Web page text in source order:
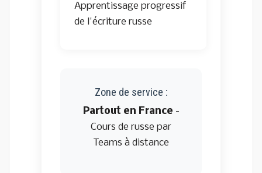
Apprentissage progressif
de l'écriture russe
Zone de service :
Partout en France -
Cours de russe par
Teams à distance